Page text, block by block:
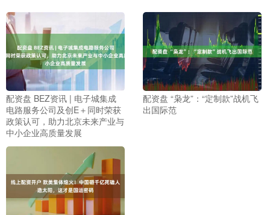
配资盘 BEZ资讯 | 电子城集成
电路服务公司及创E＋同时荣获
政策认可，助力北京未来产业与
中小企业高质量发展
配资盘 “枭龙”：“定制款”战机飞
出国际范